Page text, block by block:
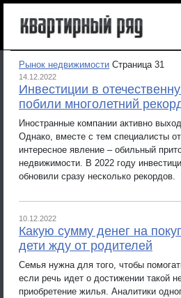
Рынок недвижимости Страница 31
14.12.2022
Инвестиции в
побили многолетний
Иностранные компании активно
Однако, вместе с тем специалисты
интересное явление – обильный
недвижимости. В 2022 году
обновили сразу несколько рекордов.
10.12.2022
Какую сумму денег на
дети жду от родителей
Семья нужна для того, чтобы
если речь идет о достижении такой
приобретение жилья. Аналитики